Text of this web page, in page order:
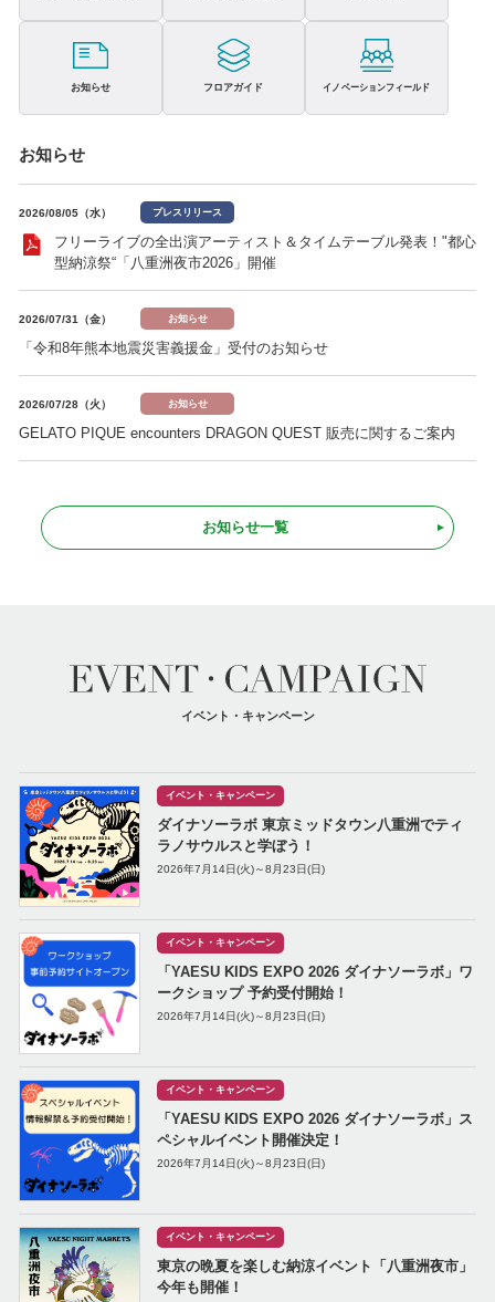
お知らせ フロアガイド イノベーションフィールド
お知らせ
2026/08/05（水） プレスリリース
フリーライブの全出演アーティスト＆タイムテーブル発表！"都心
型納涼祭“「八重洲夜市2026」開催
2026/07/31（金） お知らせ
「令和8年熊本地震災害義援金」受付のお知らせ
2026/07/28（火） お知らせ
GELATO PIQUE encounters DRAGON QUEST 販売に関するご案内
お知らせ一覧
イベント・キャンペーン
イベント・キャンペーン
ダイナソーラボ 東京ミッドタウン八重洲でティ
ラノサウルスと学ぼう！
2026年7月14日(火)～8月23日(日)
イベント・キャンペーン
「YAESU KIDS EXPO 2026 ダイナソーラボ」ワ
ークショップ 予約受付開始！
2026年7月14日(火)～8月23日(日)
イベント・キャンペーン
「YAESU KIDS EXPO 2026 ダイナソーラボ」ス
ペシャルイベント開催決定！
2026年7月14日(火)～8月23日(日)
イベント・キャンペーン
東京の晩夏を楽しむ納涼イベント「八重洲夜市」
今年も開催！